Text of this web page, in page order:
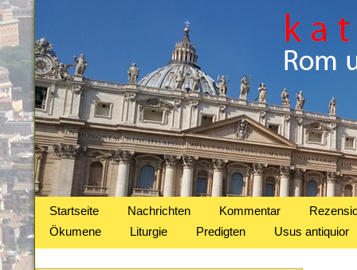
Startseite Nachrichten Kommentar
Ökumene
Liturgie Predigten Usus antiquior